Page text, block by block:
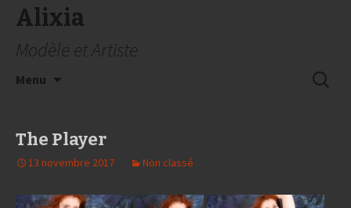
Alixia
Modèle et Artiste
Menu
The Player
13 novembre 2017 Non classé